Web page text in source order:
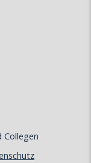
Collegen